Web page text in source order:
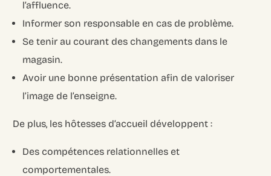
l’affluence.
Informer son responsable en cas de problème.
Se tenir au courant des changements dans le
magasin.
Avoir une bonne présentation afin de valoriser
l’image de l’enseigne.
De plus, les hôtesses d’accueil développent :
Des compétences relationnelles et
comportementales.